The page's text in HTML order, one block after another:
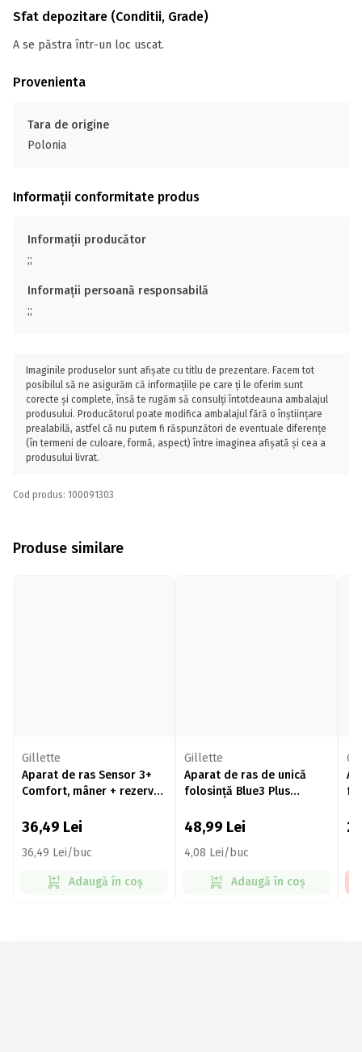
Sfat depozitare (Conditii, Grade)
A se păstra într-un loc uscat.
Provenienta
Tara de origine
Polonia
Informații conformitate produs
Informații producător
;;
Informații persoană responsabilă
;;
Imaginile produselor sunt afișate cu titlu de prezentare. Facem tot
posibilul să ne asigurăm că informațiile pe care ți le oferim sunt
corecte și complete, însă te rugăm să consulți întotdeauna ambalajul
produsului. Producătorul poate modifica ambalajul fără o înștiințare
prealabilă, astfel că nu putem fi răspunzători de eventuale diferențe
(în termeni de culoare, formă, aspect) între imaginea afișată și cea a
produsului livrat.
Cod produs: 100091303
Produse similare
Gillette
Aparat de ras Sensor 3+
Comfort, mâner + rezerve
36,49 Lei
36,49 Lei/buc
Adaugă în coș
Gillette
Aparat de ras de unică
folosință Blue3 Plus
48,99 Lei
4,08 Lei/buc
Adaugă în coș